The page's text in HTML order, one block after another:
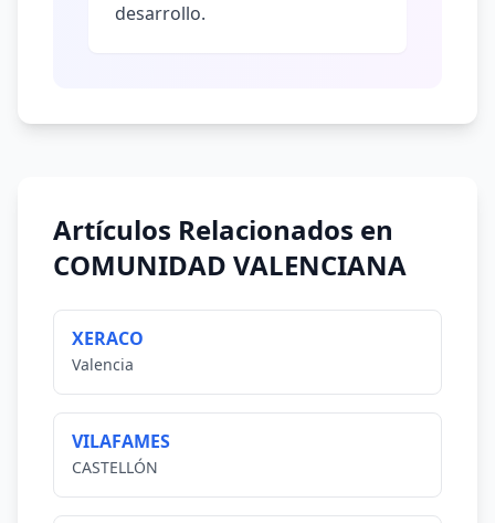
desarrollo.
Artículos Relacionados en
COMUNIDAD VALENCIANA
XERACO
Valencia
VILAFAMES
CASTELLÓN